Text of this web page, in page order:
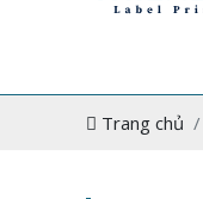
Trang chủ